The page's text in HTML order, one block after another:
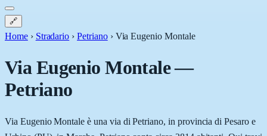
🔗
Home › Stradario › Petriano › Via Eugenio Montale
Via Eugenio Montale—
Petriano
Via Eugenio Montale è una via di Petriano, in provincia di Pesaro e